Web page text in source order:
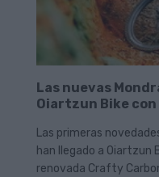
Las nuevas
Oiartzun Bike con
Las primeras
han llegado a Oiartzun
renovada Crafty